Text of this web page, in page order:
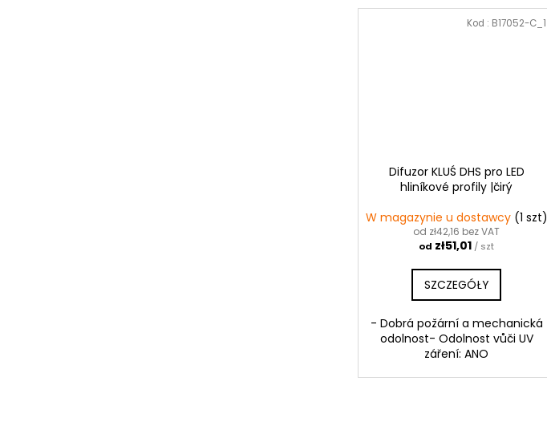
Difuzor KLUŚ DHS pro LED
hliníkové profily |čirý
W magazynie u dostawcy (1 szt)
od zł42,16 bez VAT
od zł51,01 / szt
SZCZEGÓŁY
- Dobrá požární a mechanická
odolnost- Odolnost vůči UV
záření: ANO
Kod : B17052-C_1